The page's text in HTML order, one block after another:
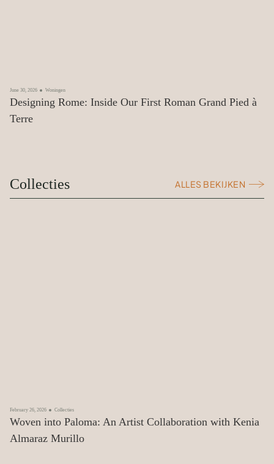
Designing Rome: Inside Our First Roman Grand Pied à
Terre
June 30, 2026 Woningen
Collecties ALLES BEKIJKEN
Woven into Paloma: An Artist Collaboration with Kenia
Almaraz Murillo
February 26, 2026 Collecties